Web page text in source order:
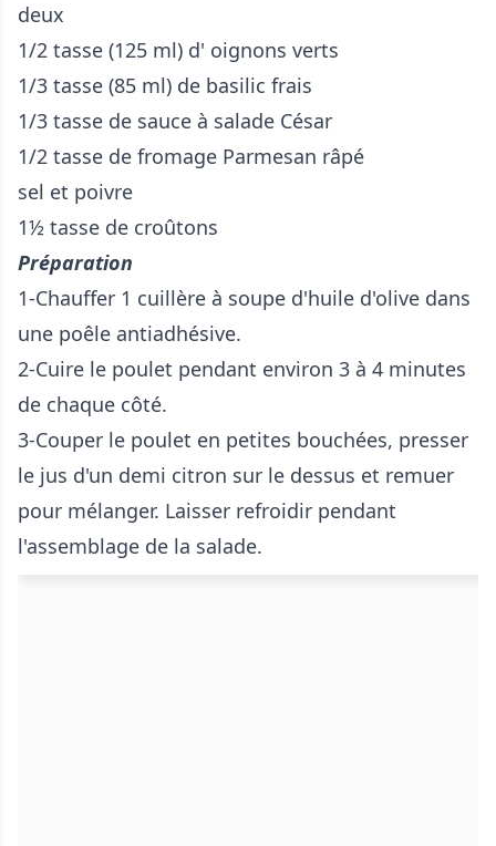
deux
1/2 tasse (125 ml) d' oignons verts
1/3 tasse (85 ml) de basilic frais
1/3 tasse de sauce à salade César
1/2 tasse de fromage Parmesan râpé
sel et poivre
1½ tasse de croûtons
Préparation
1-Chauffer 1 cuillère à soupe d'huile d'olive dans
une poêle antiadhésive.
2-Cuire le poulet pendant environ 3 à 4 minutes
de chaque côté.
3-Couper le poulet en petites bouchées, presser
le jus d'un demi citron sur le dessus et remuer
pour mélanger. Laisser refroidir pendant
l'assemblage de la salade.